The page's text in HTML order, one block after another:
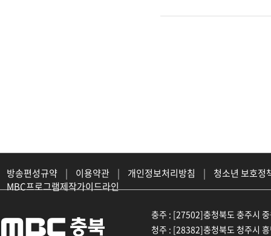
방송편성규약 | 이용약관 | 개인정보처리방침 |
청소년 보호정
MBC프로그램제작가이드라인
충주 : [27502]충청북도 충주시
청주 : [28382]충청북도 청주시